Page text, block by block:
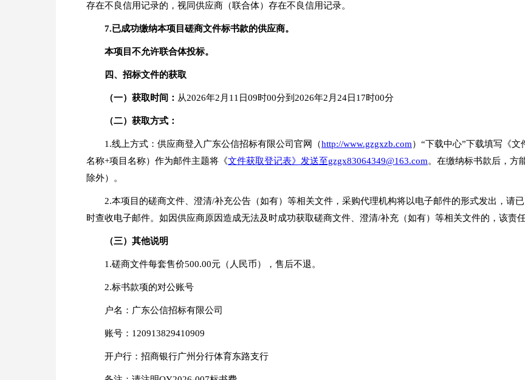
存在不良信用记录的，视同供应商（联合体）存在不良信用记录。
7.已成功缴纳本项目磋商文件标书款的供应商。
本项目不允许联合体投标。
四、 招标文件的获取
（一） 获取时间： 从2026年2月11日09时00分到2026年2月24日17时00分
（二） 获取方式：
1.线上方式：供应商登入广东公信招标有限公司官网（http://www.gzgxzb.com）“下载中心”下载填写《
名称+项目名称）作为邮件主题将《文件获取登记表》发送至gzgx83064349@163.com。在缴纳标书款后，方
除外）。
2.本项目的磋商文件、澄清/补充公告（如有）等相关文件，采购代理机构将以电子邮件的形式发出，请
时查收电子邮件。如因供应商原因造成无法及时成功获取磋商文件、澄清/补充（如有）等相关文件的，该责
（三） 其他说明
1.磋商文件每套售价500.00元（人民币），售后不退。
2.标书款项的对公账号
户名：广东公信招标有限公司
账号：120913829410909
开户行：招商银行广州分行体育东路支行